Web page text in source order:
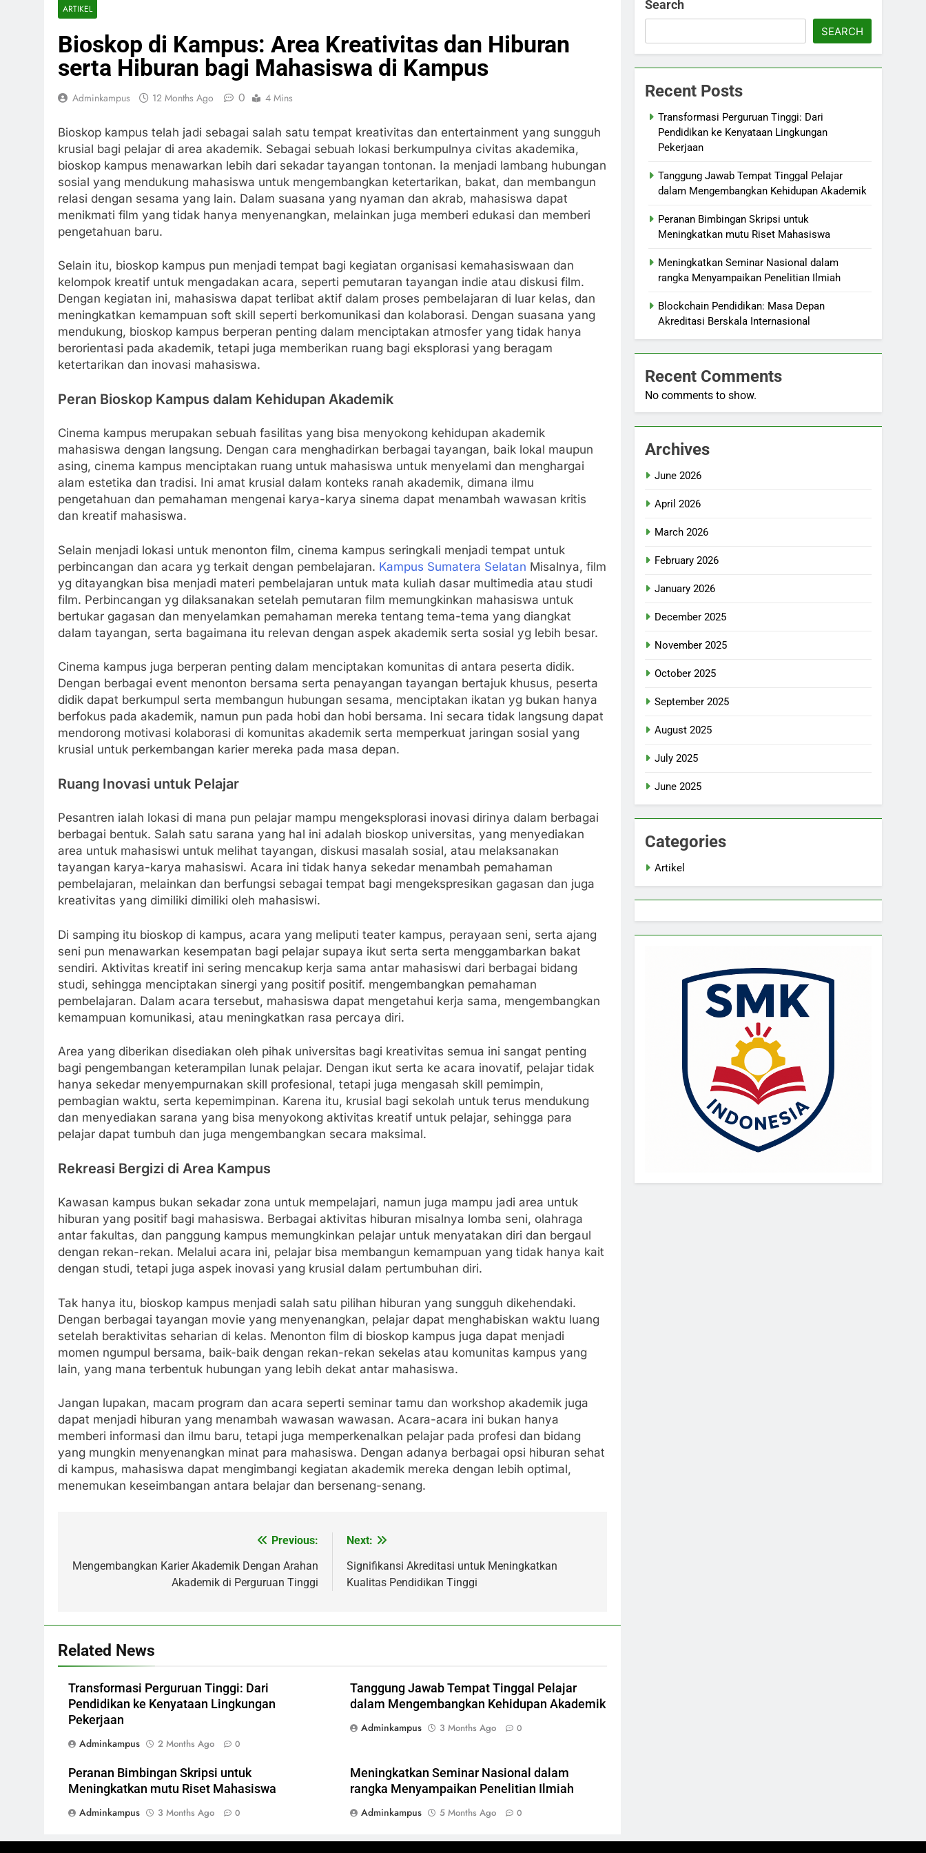
ARTIKEL
Bioskop di Kampus: Area Kreativitas dan Hiburan
serta Hiburan bagi Mahasiswa di Kampus
Adminkampus 12 Months Ago 0 4 Mins
Bioskop kampus telah jadi sebagai salah satu tempat kreativitas dan entertainment yang sungguh
krusial bagi pelajar di area akademik. Sebagai sebuah lokasi berkumpulnya civitas akademika,
bioskop kampus menawarkan lebih dari sekadar tayangan tontonan. Ia menjadi lambang hubungan
sosial yang mendukung mahasiswa untuk mengembangkan ketertarikan, bakat, dan membangun
relasi dengan sesama yang lain. Dalam suasana yang nyaman dan akrab, mahasiswa dapat
menikmati film yang tidak hanya menyenangkan, melainkan juga memberi edukasi dan memberi
pengetahuan baru.
Selain itu, bioskop kampus pun menjadi tempat bagi kegiatan organisasi kemahasiswaan dan
kelompok kreatif untuk mengadakan acara, seperti pemutaran tayangan indie atau diskusi film.
Dengan kegiatan ini, mahasiswa dapat terlibat aktif dalam proses pembelajaran di luar kelas, dan
meningkatkan kemampuan soft skill seperti berkomunikasi dan kolaborasi. Dengan suasana yang
mendukung, bioskop kampus berperan penting dalam menciptakan atmosfer yang tidak hanya
berorientasi pada akademik, tetapi juga memberikan ruang bagi eksplorasi yang beragam
ketertarikan dan inovasi mahasiswa.
Peran Bioskop Kampus dalam Kehidupan Akademik
Cinema kampus merupakan sebuah fasilitas yang bisa menyokong kehidupan akademik
mahasiswa dengan langsung. Dengan cara menghadirkan berbagai tayangan, baik lokal maupun
asing, cinema kampus menciptakan ruang untuk mahasiswa untuk menyelami dan menghargai
alam estetika dan tradisi. Ini amat krusial dalam konteks ranah akademik, dimana ilmu
pengetahuan dan pemahaman mengenai karya-karya sinema dapat menambah wawasan kritis
dan kreatif mahasiswa.
Selain menjadi lokasi untuk menonton film, cinema kampus seringkali menjadi tempat untuk
perbincangan dan acara yg terkait dengan pembelajaran. Kampus Sumatera Selatan Misalnya, film
yg ditayangkan bisa menjadi materi pembelajaran untuk mata kuliah dasar multimedia atau studi
film. Perbincangan yg dilaksanakan setelah pemutaran film memungkinkan mahasiswa untuk
bertukar gagasan dan menyelamkan pemahaman mereka tentang tema-tema yang diangkat
dalam tayangan, serta bagaimana itu relevan dengan aspek akademik serta sosial yg lebih besar.
Cinema kampus juga berperan penting dalam menciptakan komunitas di antara peserta didik.
Dengan berbagai event menonton bersama serta penayangan tayangan bertajuk khusus, peserta
didik dapat berkumpul serta membangun hubungan sesama, menciptakan ikatan yg bukan hanya
berfokus pada akademik, namun pun pada hobi dan hobi bersama. Ini secara tidak langsung dapat
mendorong motivasi kolaborasi di komunitas akademik serta memperkuat jaringan sosial yang
krusial untuk perkembangan karier mereka pada masa depan.
Ruang Inovasi untuk Pelajar
Pesantren ialah lokasi di mana pun pelajar mampu mengeksplorasi inovasi dirinya dalam berbagai
berbagai bentuk. Salah satu sarana yang hal ini adalah bioskop universitas, yang menyediakan
area untuk mahasiswi untuk melihat tayangan, diskusi masalah sosial, atau melaksanakan
tayangan karya-karya mahasiswi. Acara ini tidak hanya sekedar menambah pemahaman
pembelajaran, melainkan dan berfungsi sebagai tempat bagi mengekspresikan gagasan dan juga
kreativitas yang dimiliki dimiliki oleh mahasiswi.
Di samping itu bioskop di kampus, acara yang meliputi teater kampus, perayaan seni, serta ajang
seni pun menawarkan kesempatan bagi pelajar supaya ikut serta serta menggambarkan bakat
sendiri. Aktivitas kreatif ini sering mencakup kerja sama antar mahasiswi dari berbagai bidang
studi, sehingga menciptakan sinergi yang positif positif. mengembangkan pemahaman
pembelajaran. Dalam acara tersebut, mahasiswa dapat mengetahui kerja sama, mengembangkan
kemampuan komunikasi, atau meningkatkan rasa percaya diri.
Area yang diberikan disediakan oleh pihak universitas bagi kreativitas semua ini sangat penting
bagi pengembangan keterampilan lunak pelajar. Dengan ikut serta ke acara inovatif, pelajar tidak
hanya sekedar menyempurnakan skill profesional, tetapi juga mengasah skill pemimpin,
pembagian waktu, serta kepemimpinan. Karena itu, krusial bagi sekolah untuk terus mendukung
dan menyediakan sarana yang bisa menyokong aktivitas kreatif untuk pelajar, sehingga para
pelajar dapat tumbuh dan juga mengembangkan secara maksimal.
Rekreasi Bergizi di Area Kampus
Kawasan kampus bukan sekadar zona untuk mempelajari, namun juga mampu jadi area untuk
hiburan yang positif bagi mahasiswa. Berbagai aktivitas hiburan misalnya lomba seni, olahraga
antar fakultas, dan panggung kampus memungkinkan pelajar untuk menyatakan diri dan bergaul
dengan rekan-rekan. Melalui acara ini, pelajar bisa membangun kemampuan yang tidak hanya kait
dengan studi, tetapi juga aspek inovasi yang krusial dalam pertumbuhan diri.
Tak hanya itu, bioskop kampus menjadi salah satu pilihan hiburan yang sungguh dikehendaki.
Dengan berbagai tayangan movie yang menyenangkan, pelajar dapat menghabiskan waktu luang
setelah beraktivitas seharian di kelas. Menonton film di bioskop kampus juga dapat menjadi
momen ngumpul bersama, baik-baik dengan rekan-rekan sekelas atau komunitas kampus yang
lain, yang mana terbentuk hubungan yang lebih dekat antar mahasiswa.
Jangan lupakan, macam program dan acara seperti seminar tamu dan workshop akademik juga
dapat menjadi hiburan yang menambah wawasan wawasan. Acara-acara ini bukan hanya
memberi informasi dan ilmu baru, tetapi juga memperkenalkan pelajar pada profesi dan bidang
yang mungkin menyenangkan minat para mahasiswa. Dengan adanya berbagai opsi hiburan sehat
di kampus, mahasiswa dapat mengimbangi kegiatan akademik mereka dengan lebih optimal,
menemukan keseimbangan antara belajar dan bersenang-senang.
navigation
Previous:
Mengembangkan Karier Akademik Dengan Arahan
Akademik di Perguruan Tinggi
Next:
Signifikansi Akreditasi untuk Meningkatkan
Kualitas Pendidikan Tinggi
Related News
Transformasi Perguruan Tinggi: Dari
Pendidikan ke Kenyataan Lingkungan
Pekerjaan
Adminkampus
2 Months Ago 0
Tanggung Jawab Tempat Tinggal Pelajar
dalam Mengembangkan Kehidupan Akademik
Adminkampus
3 Months Ago 0
Peranan Bimbingan Skripsi untuk
Meningkatkan mutu Riset Mahasiswa
Adminkampus
3 Months Ago 0
Meningkatkan Seminar Nasional dalam
rangka Menyampaikan Penelitian Ilmiah
Adminkampus
5 Months Ago 0
Search
SEARCH
Recent Posts
Transformasi Perguruan Tinggi: Dari
Pendidikan ke Kenyataan Lingkungan
Pekerjaan
Tanggung Jawab Tempat Tinggal Pelajar
dalam Mengembangkan Kehidupan Akademik
Peranan Bimbingan Skripsi untuk
Meningkatkan mutu Riset Mahasiswa
Meningkatkan Seminar Nasional dalam
rangka Menyampaikan Penelitian Ilmiah
Blockchain Pendidikan: Masa Depan
Akreditasi Berskala Internasional
Recent Comments
No comments to show.
Archives
June 2026
April 2026
March 2026
February 2026
January 2026
December 2025
November 2025
October 2025
September 2025
August 2025
July 2025
June 2025
Categories
Artikel